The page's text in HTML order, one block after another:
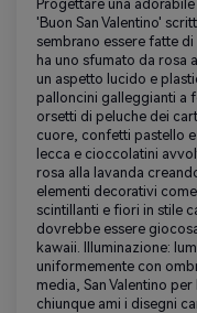
Progettare una
'Buon San Valentino'
sembrano essere fatte
ha uno sfumato da rosa
un aspetto lucido e
palloncini galleggianti a
orsetti di peluche dei
cuore, confetti pastello
lecca e cioccolatini
rosa alla lavanda
elementi decorativi
scintillanti e fiori in stile
dovrebbe essere
kawaii. Illuminazione:
uniformemente con
media, San Valentino
chiunque ami i disegni